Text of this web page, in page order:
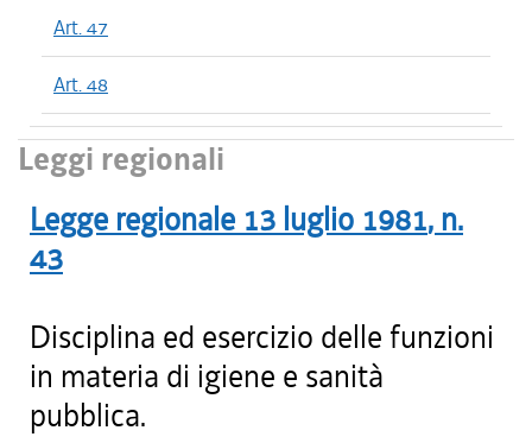
Art. 47
Art. 48
Leggi regionali
Legge regionale 13 luglio 1981, n.
43
Disciplina ed esercizio delle funzioni
in materia di igiene e sanità
pubblica.